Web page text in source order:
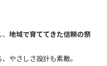
、地域で育ててきた信頼の祭
やさしさ設計も素敵。